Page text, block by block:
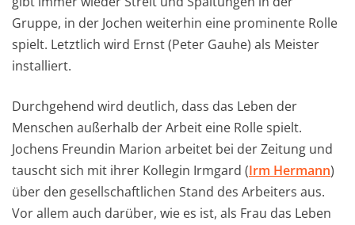
Gruppe, in der Jochen weiterhin eine prominente Rolle
spielt. Letztlich wird Ernst (Peter Gauhe) als Meister
installiert.
Durchgehend wird deutlich, dass das Leben der
Menschen außerhalb der Arbeit eine Rolle spielt.
Jochens Freundin Marion arbeitet bei der Zeitung und
tauscht sich mit ihrer Kollegin Irmgard (Irm Hermann)
über den gesellschaftlichen Stand des Arbeiters aus.
Vor allem auch darüber, wie es ist, als Frau das Leben